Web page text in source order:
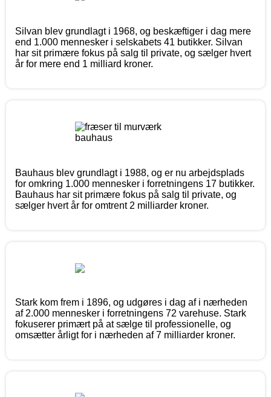
Silvan blev grundlagt i 1968, og beskæftiger i dag mere
end 1.000 mennesker i selskabets 41 butikker. Silvan
har sit primære fokus på salg til private, og sælger hvert
år for mere end 1 milliard kroner.
Bauhaus blev grundlagt i 1988, og er nu arbejdsplads
for omkring 1.000 mennesker i forretningens 17 butikker.
Bauhaus har sit primære fokus på salg til private, og
sælger hvert år for omtrent 2 milliarder kroner.
Stark kom frem i 1896, og udgøres i dag af i nærheden
af 2.000 mennesker i forretningens 72 varehuse. Stark
fokuserer primært på at sælge til professionelle, og
omsætter årligt for i nærheden af 7 milliarder kroner.